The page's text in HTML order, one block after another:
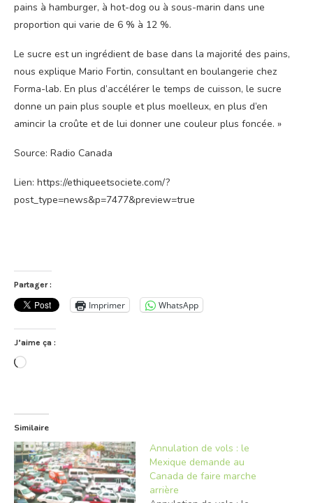
pains à hamburger, à hot-dog ou à sous-marin dans une
proportion qui varie de 6 % à 12 %.
Le sucre est un ingrédient de base dans la majorité des pains,
nous explique Mario Fortin, consultant en boulangerie chez
Forma-lab. En plus d’accélérer le temps de cuisson, le sucre
donne un pain plus souple et plus moelleux, en plus d’en
amincir la croûte et de lui donner une couleur plus foncée. »
Source: Radio Canada
Lien: https://ethiqueetsociete.com/?
post_type=news&p=7477&preview=true
Partager :
Imprimer WhatsApp
J’aime ça :
Chargement…
Similaire
Annulation de vols : le
Mexique demande au
Canada de faire marche
arrière